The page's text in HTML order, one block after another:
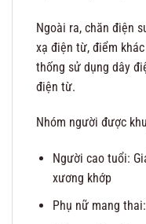
Ngoài ra, chăn điện
xạ điện từ, điểm
thống sử dụng dây
điện từ.
Nhóm người được
Người cao tuổi:
xương khớp
Phụ nữ mang